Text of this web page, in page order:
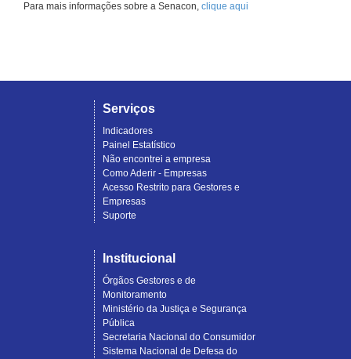
Para mais informações sobre a Senacon, clique aqui
Serviços
Indicadores
Painel Estatístico
Não encontrei a empresa
Como Aderir - Empresas
Acesso Restrito para Gestores e
Empresas
Suporte
Institucional
Órgãos Gestores e de
Monitoramento
Ministério da Justiça e Segurança
Pública
Secretaria Nacional do Consumidor
Sistema Nacional de Defesa do